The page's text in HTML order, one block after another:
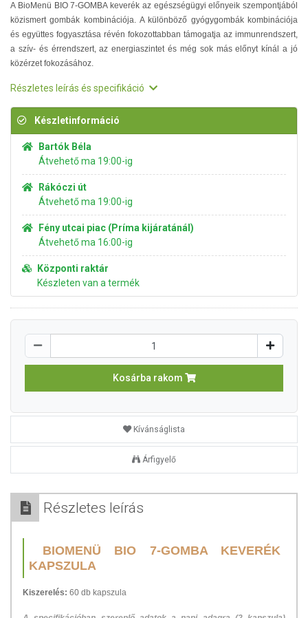
A BioMenü BIO 7-GOMBA keverék az egészségügyi előnyeik szempontjából
közismert gombák kombinációja. A különböző gyógygombák kombinációja
és együttes fogyasztása révén fokozottabban támogatja az immunrendszert,
a szív- és érrendszert, az energiaszintet és még sok más előnyt kínál a jó
közérzet fokozásához.
Részletes leírás és specifikáció
Készletinformáció
Bartók Béla
Átvehető ma 19:00-ig
Rákóczi út
Átvehető ma 19:00-ig
Fény utcai piac (Príma kijáratánál)
Átvehető ma 16:00-ig
Központi raktár
Készleten van a termék
Kosárba rakom
Kívánságlista
Árfigyelő
Részletes leírás
BIOMENÜ BIO 7-GOMBA KEVERÉK
KAPSZULA
Kiszerelés: 60 db kapszula